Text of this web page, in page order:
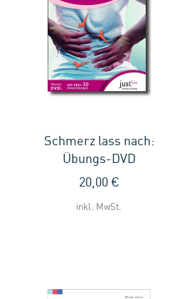
Schmerz lass nach:
Übungs-DVD
20,00 €
inkl. MwSt.